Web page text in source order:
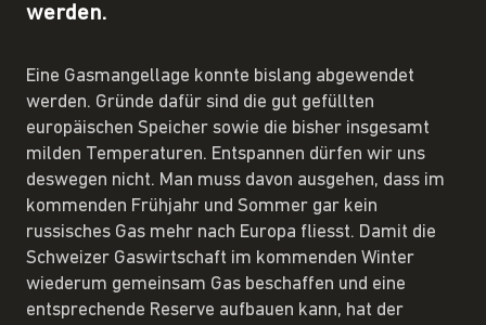
werden.
Eine Gasmangellage konnte bislang abgewendet
werden. Gründe dafür sind die gut gefüllten
europäischen Speicher sowie die bisher insgesamt
milden Temperaturen. Entspannen dürfen wir uns
deswegen nicht. Man muss davon ausgehen, dass im
kommenden Frühjahr und Sommer gar kein
russisches Gas mehr nach Europa fliesst. Damit die
Schweizer Gaswirtschaft im kommenden Winter
wiederum gemeinsam Gas beschaffen und eine
entsprechende Reserve aufbauen kann, hat der